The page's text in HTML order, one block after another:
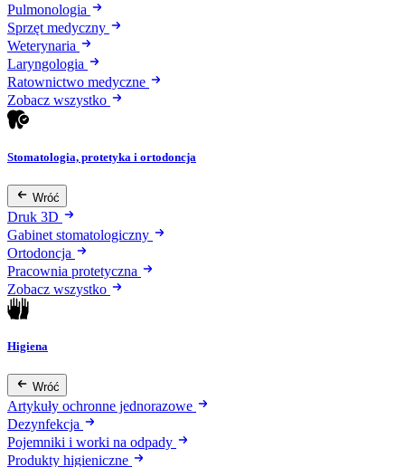
Pulmonologia
Sprzęt medyczny
Weterynaria
Laryngologia
Ratownictwo medyczne
Zobacz wszystko
Stomatologia, protetyka i ortodoncja
Wróć
Druk 3D
Gabinet stomatologiczny
Ortodoncja
Pracownia protetyczna
Zobacz wszystko
Higiena
Wróć
Artykuły ochronne jednorazowe
Dezynfekcja
Pojemniki i worki na odpady
Produkty higieniczne